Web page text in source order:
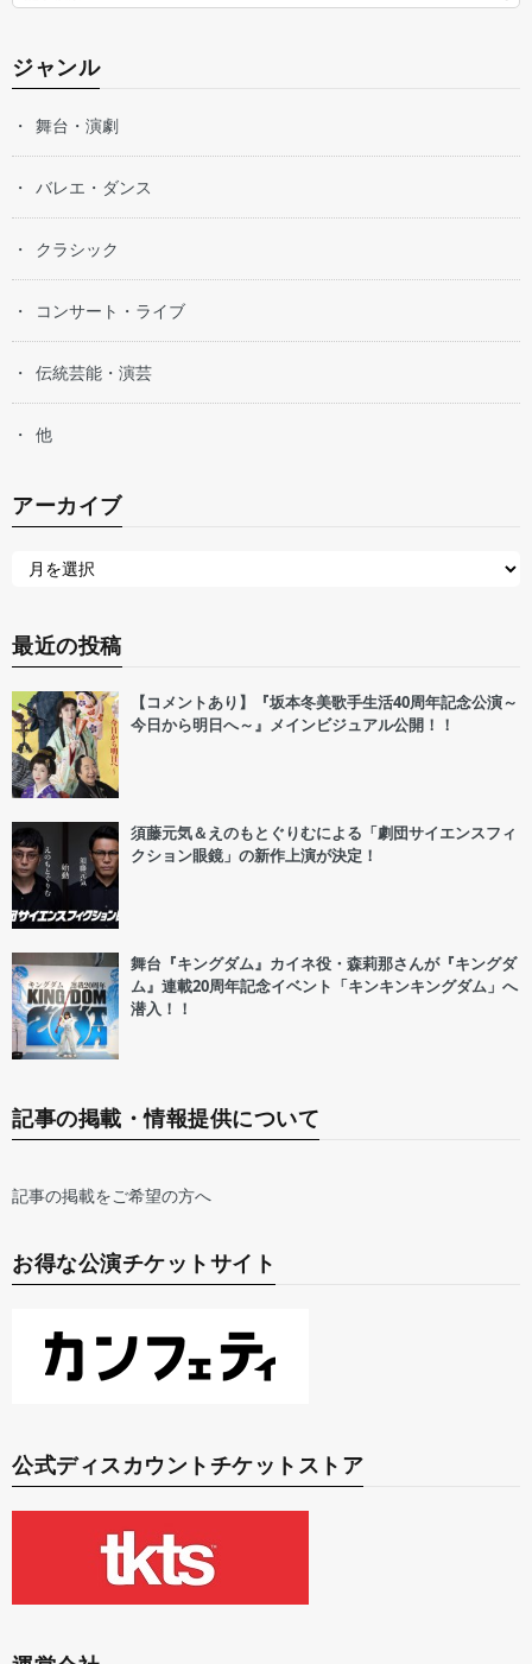
ジャンル
舞台・演劇
バレエ・ダンス
クラシック
コンサート・ライブ
伝統芸能・演芸
他
アーカイブ
最近の投稿
【コメントあり】『坂本冬美歌手生活40周年記念公演～
今日から明日へ～』メインビジュアル公開！！
須藤元気＆えのもとぐりむによる「劇団サイエンスフィ
クション眼鏡」の新作上演が決定！
舞台『キングダム』カイネ役・森莉那さんが『キングダ
ム』連載20周年記念イベント「キンキンキングダム」へ
潜入！！
記事の掲載・情報提供について
記事の掲載をご希望の方へ
お得な公演チケットサイト
公式ディスカウントチケットストア